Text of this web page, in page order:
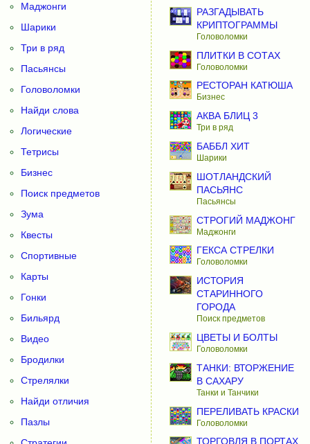
Маджонги
Шарики
Три в ряд
Пасьянсы
Головоломки
Найди слова
Логические
Тетрисы
Бизнес
Поиск предметов
Зума
Квесты
Спортивные
Карты
Гонки
Бильярд
Видео
Бродилки
Стрелялки
Найди отличия
Пазлы
РАЗГАДЫВАТЬ
КРИПТОГРАММЫ
Головоломки
ПЛИТКИ В СОТАХ
Головоломки
РЕСТОРАН КАТЮША
Бизнес
АКВА БЛИЦ 3
Три в ряд
БАББЛ ХИТ
Шарики
ШОТЛАНДСКИЙ
ПАСЬЯНС
Пасьянсы
СТРОГИЙ МАДЖОНГ
Маджонги
ГЕКСА СТРЕЛКИ
Головоломки
ИСТОРИЯ
СТАРИННОГО
ГОРОДА
Поиск предметов
ЦВЕТЫ И БОЛТЫ
Головоломки
ТАНКИ: ВТОРЖЕНИЕ
В САХАРУ
Танки и Танчики
ПЕРЕЛИВАТЬ КРАСКИ
Головоломки
ТОРГОВЛЯ В ПОРТАХ